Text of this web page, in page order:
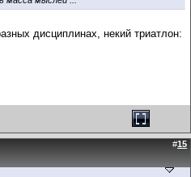
дисциплинах, некий триатлон:
#15